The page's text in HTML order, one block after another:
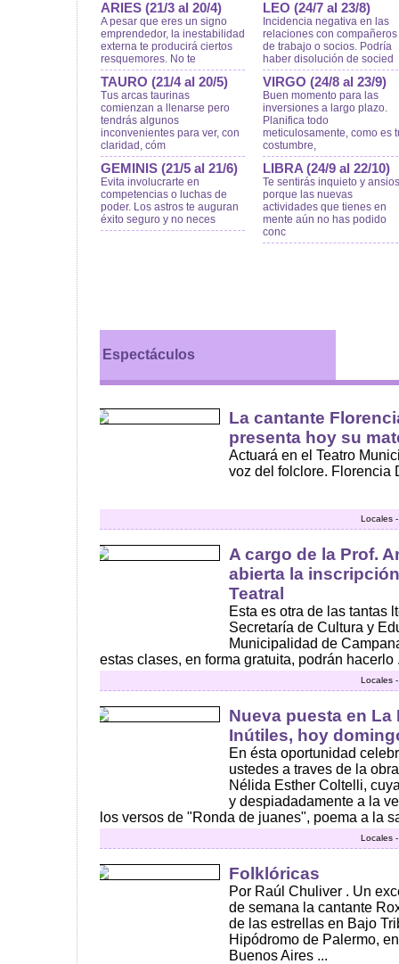
ARIES (21/3 al 20/4)
A pesar que eres un signo
emprendedor, la inestabilidad
externa te producirá ciertos
resquemores. No te
TAURO (21/4 al 20/5)
Tus arcas taurinas
comienzan a llenarse pero
tendrás algunos
inconvenientes para ver, con
claridad, cóm
GEMINIS (21/5 al 21/6)
Evita involucrarte en
competencias o luchas de
poder. Los astros te auguran
éxito seguro y no neces
LEO (24/7 al 23/8)
Incidencia negativa en las
relaciones con compañeros
de trabajo o socios. Podría
haber disolución de socied
VIRGO (24/8 al 23/9)
Buen momento para las
inversiones a largo plazo.
Planifica todo
meticulosamente, como es
costumbre,
LIBRA (24/9 al 22/10)
Te sentirás inquieto y
porque las nuevas
actividades que tienes en
mente aún no has podido
conc
Espectáculos
La cantante
presenta hoy su
Actuará en el Teatro
voz del folclore. Florencia
Locales
A cargo de la Prof.
abierta la
Teatral
Esta es otra de las tantas
Secretaría de Cultura y
Municipalidad de
estas clases, en forma gratuita, podrán hacerlo
Locales
Nueva puesta en
Inútiles, hoy
En ésta oportunidad
ustedes a traves de la
Nélida Esther Coltelli,
y despiadadamente a la
los versos de "Ronda de juanes", poema a la
Locales
Folklóricas
Por Raúl Chuliver . Un
de semana la cantante
de las estrellas en Bajo
Hipódromo de Palermo,
Buenos Aires ...